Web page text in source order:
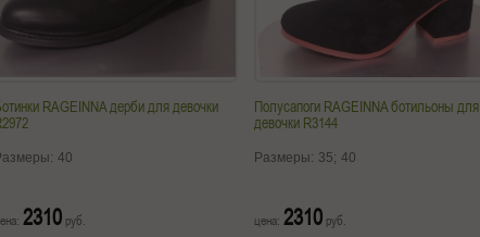
RAGEINNA дерби для девочки
40
2310 руб.
Полусапоги RAGEINNA ботильоны для
девочки R3144
Размеры: 35; 40
цена: 2310 руб.